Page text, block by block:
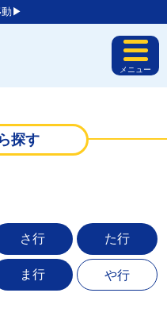
動▶︎
メニュー
探す
さ行 た行
ま行 や行